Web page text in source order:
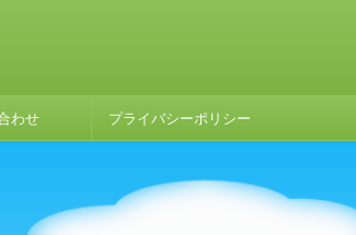
わせ プライバシーポリシー